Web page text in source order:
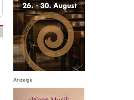
Anzeige